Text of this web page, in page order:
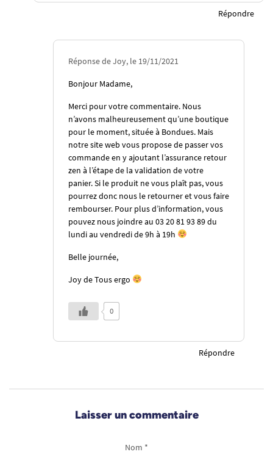
Répondre
Réponse de Joy, le 19/11/2021
Bonjour Madame,
Merci pour votre commentaire. Nous
n’avons malheureusement qu’une boutique
pour le moment, située à Bondues. Mais
notre site web vous propose de passer vos
commande en y ajoutant l’assurance retour
zen à l’étape de la validation de votre
panier. Si le produit ne vous plaît pas, vous
pourrez donc nous le retourner et vous faire
rembourser. Pour plus d’information, vous
pouvez nous joindre au 03 20 81 93 89 du
lundi au vendredi de 9h à 19h
Belle journée,
Joy de Tous ergo
0
Répondre
Laisser un commentaire
Nom *